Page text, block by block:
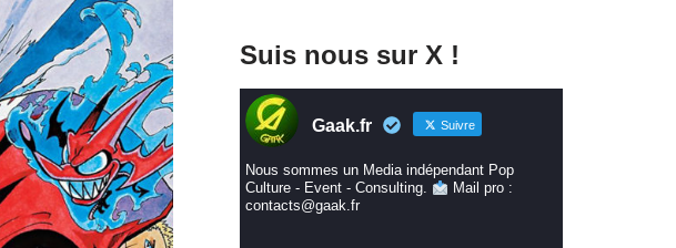
Suis nous sur X !
Gaak.fr Suivre
Nous sommes un Media indépendant Pop
Culture - Event - Consulting.
Mail pro :
contacts@gaak.fr